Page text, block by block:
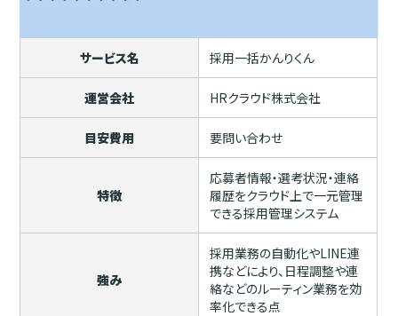
サービス名 採用一括かんりくん
運営会社 HRクラウド株式会社
目安費用 要問い合わせ
特徴
応募者情報・選考状況・連絡
履歴をクラウド上で一元管理
できる採用管理システム
強み
採用業務の自動化やLINE連
携などにより、日程調整や連
絡などのルーティン業務を効
率化できる点